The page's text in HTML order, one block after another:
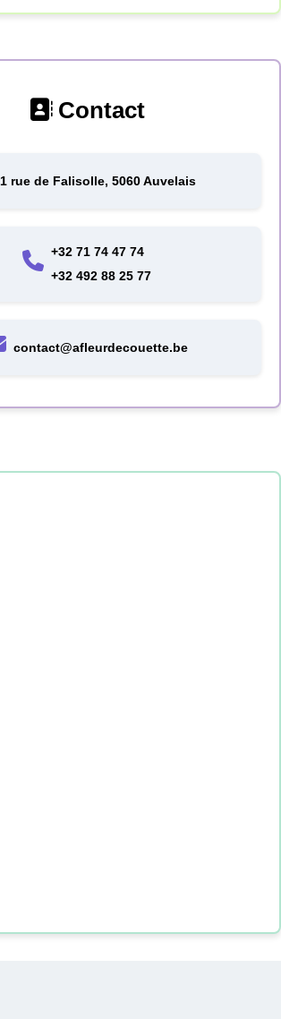
Contact
1 rue de Falisolle, 5060 Auvelais
+32 71 74 47 74
+32 492 88 25 77
contact@afleurdecouette.be